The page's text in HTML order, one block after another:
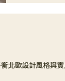
北歐設計風格與